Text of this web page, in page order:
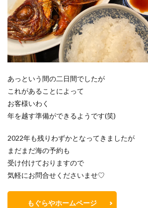
あっという間の二日間でしたが
これがあることによって
お客様いわく
年を越す準備ができるようです(笑)
2022年も残りわずかとなってきましたが
まだまだ海の予約も
受け付けておりますので
気軽にお問合せくださいませ♡
もぐらやホームページ